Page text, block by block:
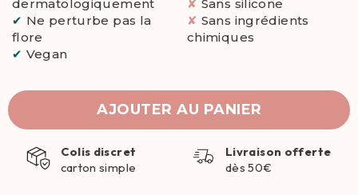
dermatologiquement
✔ Ne perturbe pas la
flore
✔ Vegan
✘ Sans silicone
✘ Sans ingrédients
chimiques
AJOUTER AU PANIER
Colis discret
carton simple
Livraison offerte
dès 50€